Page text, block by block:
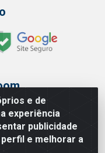
e de
experiência
publicidade
e melhorar a
Paulo/SP